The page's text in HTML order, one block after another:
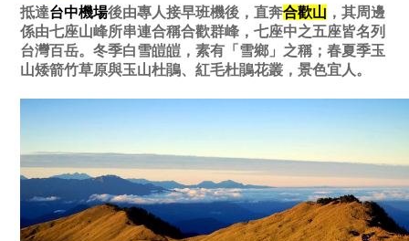
抵達台中機場後由專人接早班機後，直奔合歡山 ，其周邊
係由七座山峰所串連合稱合歡群峰，七座中之五座皆名列
台灣百岳。冬季白雪皚皚，素有「雪鄉」之稱；春夏季玉
山矮箭竹草原與玉山杜鵑、紅毛杜鵑花叢，景色宜人。